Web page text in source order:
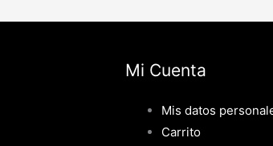
Mi Cuenta
Mis datos
Carrito